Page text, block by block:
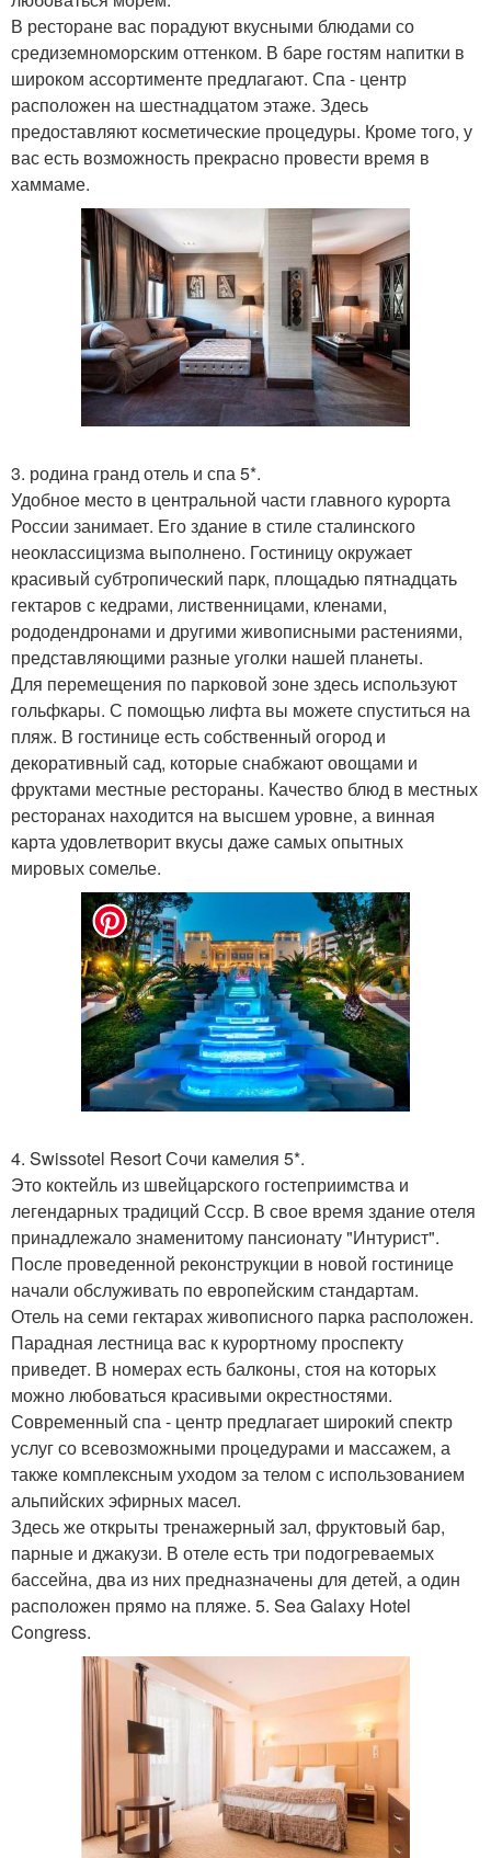
В ресторане вас порадуют вкусными блюдами со
средиземноморским оттенком. В баре гостям напитки в
широком ассортименте предлагают. Спа - центр
расположен на шестнадцатом этаже. Здесь
предоставляют косметические процедуры. Кроме того, у
вас есть возможность прекрасно провести время в
хаммаме.
3. родина гранд отель и спа 5*.
Удобное место в центральной части главного курорта
России занимает. Его здание в стиле сталинского
неоклассицизма выполнено. Гостиницу окружает
красивый субтропический парк, площадью пятнадцать
гектаров с кедрами, лиственницами, кленами,
рододендронами и другими живописными растениями,
представляющими разные уголки нашей планеты.
Для перемещения по парковой зоне здесь используют
гольфкары. С помощью лифта вы можете спуститься на
пляж. В гостинице есть собственный огород и
декоративный сад, которые снабжают овощами и
фруктами местные рестораны. Качество блюд в местных
ресторанах находится на высшем уровне, а винная
карта удовлетворит вкусы даже самых опытных
мировых сомелье.
4. Swissоtel Resort Сочи камелия 5*.
Это коктейль из швейцарского гостеприимства и
легендарных традиций Ссср. В свое время здание отеля
принадлежало знаменитому пансионату "Интурист".
После проведенной реконструкции в новой гостинице
начали обслуживать по европейским стандартам.
Отель на семи гектарах живописного парка расположен.
Парадная лестница вас к курортному проспекту
приведет. В номерах есть балконы, стоя на которых
можно любоваться красивыми окрестностями.
Современный спа - центр предлагает широкий спектр
услуг со всевозможными процедурами и массажем, а
также комплексным уходом за телом с использованием
альпийских эфирных масел.
Здесь же открыты тренажерный зал, фруктовый бар,
парные и джакузи. В отеле есть три подогреваемых
бассейна, два из них предназначены для детей, а один
расположен прямо на пляже. 5. Sea Galaxy Hotel
Congress.